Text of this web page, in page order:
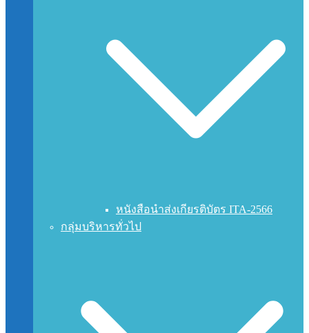
หนังสือนำส่งเกียรติบัตร ITA-2566
กลุ่มบริหารทั่วไป